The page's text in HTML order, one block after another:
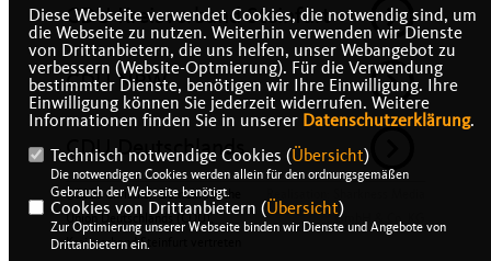
CDU Kreisverband Steinfurt
CDU NRW
CDU Deutschlands
@2026 Christlich Demokratische
Union Deutschlands (CDU),
Kreisverband Steinfurt vertreten
GmbH & Co. KG
Diese Webseite verwendet Cookies, die notwendig sind, um
die Webseite zu nutzen. Weiterhin verwenden wir Dienste
von Drittanbietern, die uns helfen, unser Webangebot zu
verbessern (Website-Optmierung). Für die Verwendung
bestimmter Dienste, benötigen wir Ihre Einwilligung. Ihre
Einwilligung können Sie jederzeit widerrufen. Weitere
Informationen finden Sie in unserer Datenschutzerklärung.
Technisch notwendige Cookies (Übersicht)
Die notwendigen Cookies werden allein für den ordnungsgemäßen
Gebrauch der Webseite benötigt.
Cookies von Drittanbietern (Übersicht)
Zur Optimierung unserer Webseite binden wir Dienste und Angebote von
Drittanbietern ein.